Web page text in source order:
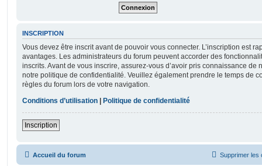
INSCRIPTION
Vous devez être inscrit avant de pouvoir vous connecter. L’inscription est
avantages. Les administrateurs du forum peuvent accorder des
inscrits. Avant de vous inscrire, assurez-vous d’avoir pris connaissance de
notre politique de confidentialité. Veuillez également prendre le temps de
règles du forum lors de votre navigation.
Conditions d’utilisation | Politique de confidentialité
Inscription
Accueil du forum Supprimer les